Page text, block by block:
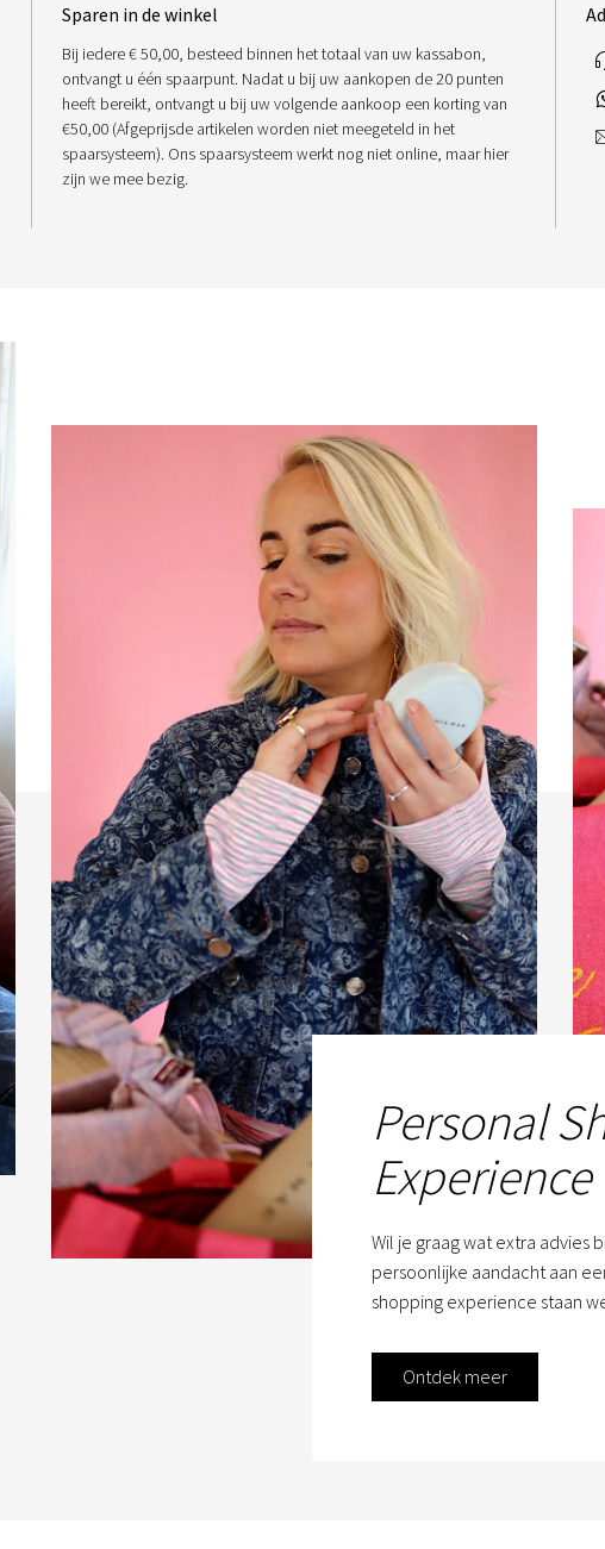
Sparen in de winkel
Bij iedere € 50,00, besteed binnen het totaal van uw kassabon,
ontvangt u één spaarpunt. Nadat u bij uw aankopen de 20 punten
heeft bereikt, ontvangt u bij uw volgende aankoop een korting van
€50,00 (Afgeprijsde artikelen worden niet meegeteld in het
spaarsysteem). Ons spaarsysteem werkt nog niet online, maar hier
zijn we mee bezig.
Personal
Experience
Wil je graag wat extra advies
persoonlijke aandacht aan
shopping experience staan
Ontdek meer